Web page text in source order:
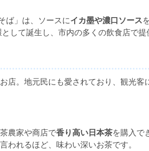
ば」は、ソースにイカ墨や濃口ソース
して誕生し、市内の多くの飲食店で提
。地元民にも愛されており、観光客
農家や商店で香り高い日本茶を購入で
われるほど、味わい深いお茶です。